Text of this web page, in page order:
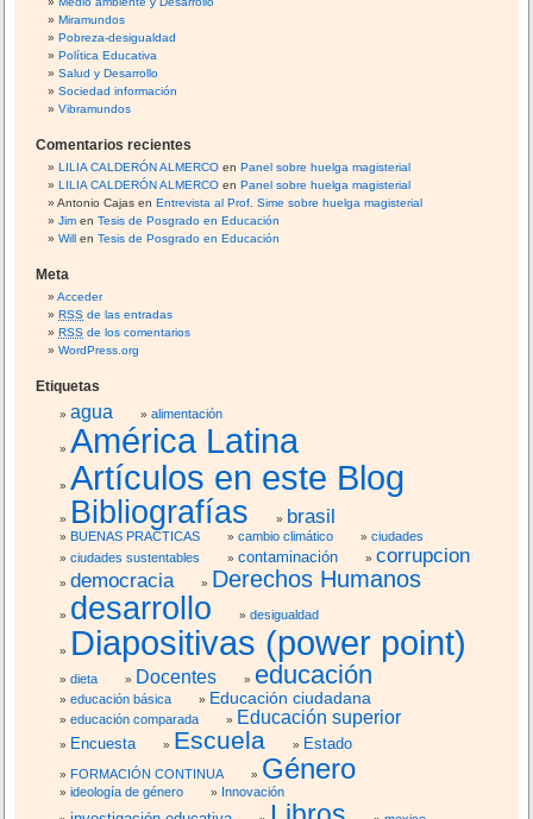
Miramundos
Pobreza-desigualdad
Política Educativa
Salud y Desarrollo
Sociedad información
Vibramundos
Comentarios recientes
LILIA CALDERÓN ALMERCO en Panel sobre huelga magisterial
LILIA CALDERÓN ALMERCO en Panel sobre huelga magisterial
Antonio Cajas en Entrevista al Prof. Sime sobre huelga magisterial
Jim enTesis de Posgrado en Educación
Will
enTesis de Posgrado en Educación
Meta
Acceder
RSS de las entradas
RSS de los comentarios
WordPress.org
Etiquetas
agua alimentación
América Latina
Artículos en este Blog
Bibliografías brasil
BUENAS PRACTICAS cambio climático
ciudades
ciudades sustentables
contaminación
corrupcion
democracia
Derechos Humanos
desarrollo desigualdad
Diapositivas (power point)
dieta Docentes educación
educación básica Educación ciudadana
educación comparada Educación superior
Encuesta Escuela Estado
FORMACIÓN CONTINUA Género
ideología de género Innovación